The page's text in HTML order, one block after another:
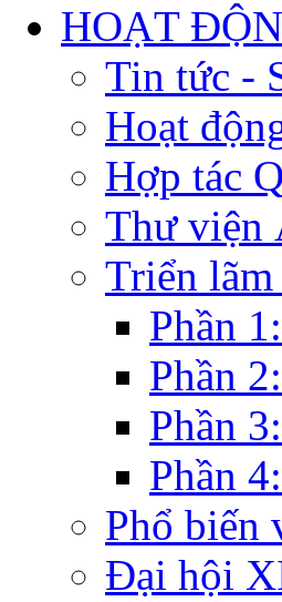
HOẠT
Tin tức -
Hoạt
Hợp tác
Thư viện
Triển lãm
Phần
Phần
Phần
Phần
Phổ biến
Đại hội